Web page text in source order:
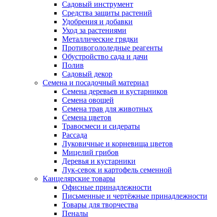
Садовый инструмент
Средства защиты растений
Удобрения и добавки
Уход за растениями
Металлические грядки
Противогололедные реагенты
Обустройство сада и дачи
Полив
Садовый декор
Семена и посадочный материал
Семена деревьев и кустарников
Семена овощей
Семена трав для животных
Семена цветов
Травосмеси и сидераты
Рассада
Луковичные и корневища цветов
Мицелий грибов
Деревья и кустарники
Лук-севок и картофель семенной
Канцелярские товары
Офисные принадлежности
Письменные и чертёжные принадлежности
Товары для творчества
Пеналы